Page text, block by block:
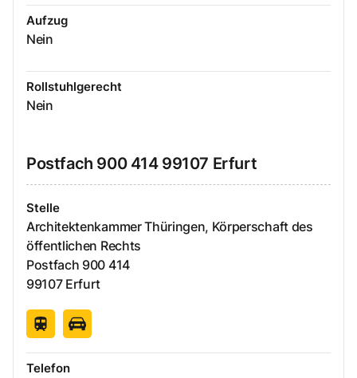
Aufzug
Nein
Rollstuhlgerecht
Nein
Postfach 900 414 99107 Erfurt
Stelle
Architektenkammer Thüringen, Körperschaft des
öffentlichen Rechts
Postfach 900 414
99107 Erfurt
Telefon